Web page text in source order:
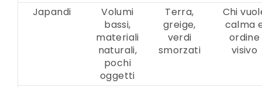
Japandi
Volumi
bassi,
materiali
naturali,
pochi
oggetti
Terra,
greige,
verdi
smorzati
Chi
calma
ordine
visivo